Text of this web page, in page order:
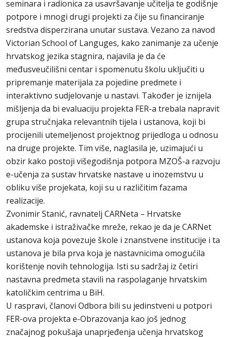
seminara i radionica za usavršavanje učitelja te godišnje
potpore i mnogi drugi projekti za čije su financiranje
sredstva disperzirana unutar sustava. Vezano za navod
Victorian School of Languges, kako zanimanje za učenje
hrvatskog jezika stagnira, najavila je da će
međusveučilišni centar i spomenutu školu uključiti u
pripremanje materijala za pojedine predmete i
interaktivno sudjelovanje u nastavi. Također je iznijela
mišljenja da bi evaluaciju projekta FER-a trebala napravit
grupa stručnjaka relevantnih tijela i ustanova, koji bi
procijenili utemeljenost projektnog prijedloga u odnosu
na druge projekte. Tim više, naglasila je, uzimajući u
obzir kako postoji višegodišnja potpora MZOŠ-a razvoju
e-učenja za sustav hrvatske nastave u inozemstvu u
obliku više projekata, koji su u različitim fazama
realizacije.
Zvonimir Stanić, ravnatelj CARNeta – Hrvatske
akademske i istraživačke mreže, rekao je da je CARNet
ustanova koja povezuje škole i znanstvene institucije i ta
ustanova je bila prva koja je nastavnicima omogućila
korištenje novih tehnologija. Isti su sadržaj iz četiri
nastavna predmeta stavili na raspolaganje hrvatskim
katoličkim centrima u BiH.
U raspravi, članovi Odbora bili su jedinstveni u potpori
FER-ova projekta e-Obrazovanja kao još jednog
značajnog pokušaja unaprjeđenja učenja hrvatskog